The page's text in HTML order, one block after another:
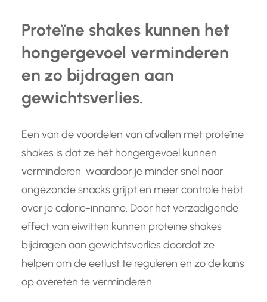
Proteïne shakes kunnen het
hongergevoel verminderen
en zo bijdragen aan
gewichtsverlies.
Een van de voordelen van afvallen met proteïne
shakes is dat ze het hongergevoel kunnen
verminderen, waardoor je minder snel naar
ongezonde snacks grijpt en meer controle hebt
over je calorie-inname. Door het verzadigende
effect van eiwitten kunnen proteïne shakes
bijdragen aan gewichtsverlies doordat ze
helpen om de eetlust te reguleren en zo de kans
op overeten te verminderen.